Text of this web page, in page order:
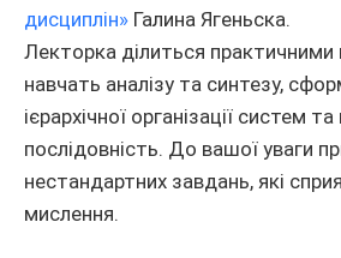
дисциплін» Галина Ягеньска.
Лекторка ділиться практичними
навчать аналізу та синтезу,
ієрархічної організації систем
послідовність. До вашої уваги
нестандартних завдань, які
мислення.